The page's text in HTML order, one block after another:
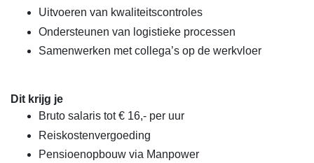
Uitvoeren van kwaliteitscontroles
Ondersteunen van logistieke processen
Samenwerken met collega’s op de werkvloer
Dit krijg je
Bruto salaris tot € 16,- per uur
Reiskostenvergoeding
Pensioenopbouw via Manpower